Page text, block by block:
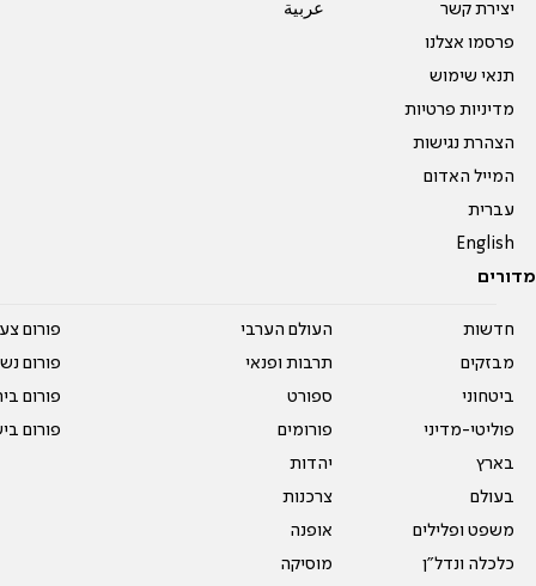
יצירת קשר
פרסמו אצלנו
תנאי שימוש
מדיניות פרטיות
הצהרת נגישות
המייל האדום
עברית
English
عربية
מדורים
חדשות
מבזקים
ביטחוני
פוליטי-מדיני
בארץ
בעולם
משפט ופלילים
כלכלה ונדל"ן
העולם הערבי
תרבות ופנאי
ספורט
פורומים
יהדות
צרכנות
אופנה
מוסיקה
פורום
פורום
פורום
פורום